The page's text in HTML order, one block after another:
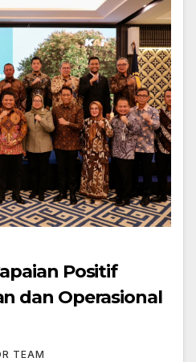
Positif
dan Operasional
TEAM